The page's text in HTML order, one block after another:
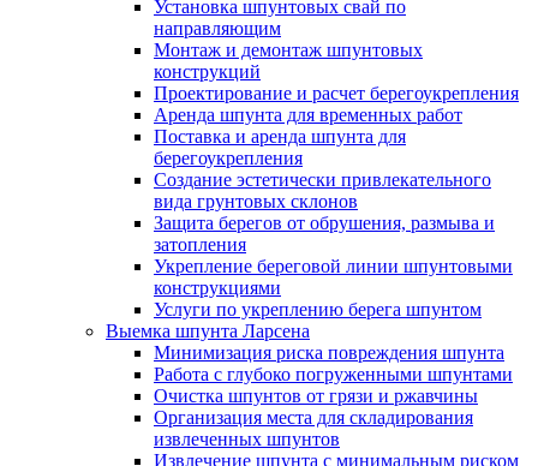
Установка шпунтовых свай по
направляющим
Монтаж и демонтаж шпунтовых
конструкций
Проектирование и расчет берегоукрепления
Аренда шпунта для временных работ
Поставка и аренда шпунта для
берегоукрепления
Создание эстетически привлекательного
вида грунтовых склонов
Защита берегов от обрушения, размыва и
затопления
Укрепление береговой линии шпунтовыми
конструкциями
Услуги по укреплению берега шпунтом
Выемка шпунта Ларсена
Минимизация риска повреждения шпунта
Работа с глубоко погруженными шпунтами
Очистка шпунтов от грязи и ржавчины
Организация места для складирования
извлеченных шпунтов
Извлечение шпунта с минимальным риском